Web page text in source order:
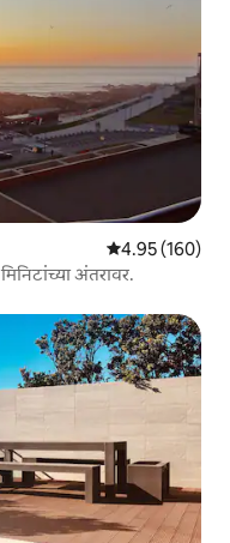
5 पैकी 4.95
4.95 (160)
अंतरावर.